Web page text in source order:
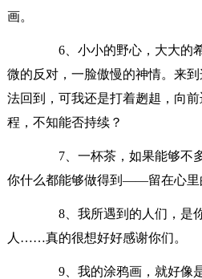
画。
6、小小的野心，大大的
微的反对，一脸傲慢的神情。来
法回到，可我还是打着趔趄，向
程，不知能否持续？
7、一杯茶，如果能够不
你什么都能够做得到——留在心里
8、我所遇到的人们，是
人……真的很想好好感谢你们。
9、我的涂鸦画，就好像